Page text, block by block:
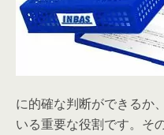
に的確な判断ができるか
いる重要な役割です。そ